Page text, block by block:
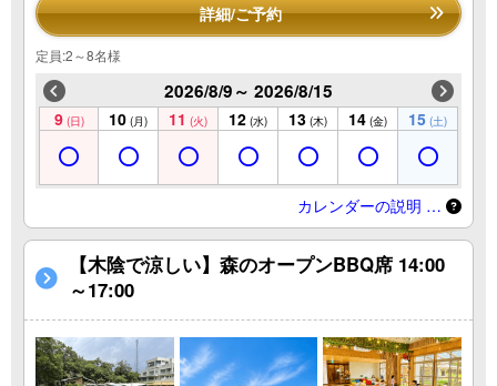
詳細/ご予約
定員:2～8名様
2026/8/9～ 2026/8/15
9 (日) 10 (月) 11 (火) 12 (水) 13 (木) 14 (金) 15 (土)
カレンダーの説明 …
【木陰で涼しい】森のオープンBBQ席 14:00
～17:00